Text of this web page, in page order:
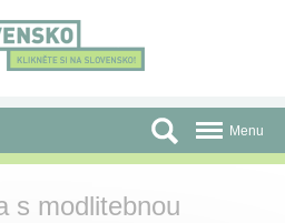
Menu
s modlitebnou